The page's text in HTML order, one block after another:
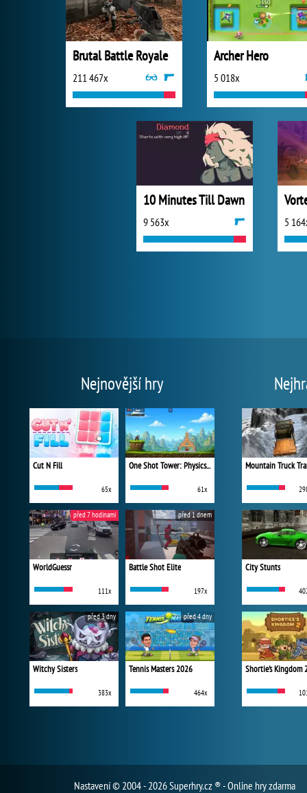
Brutal Battle Royale
211 467x
Archer Hero
5 018x
10 Minutes Till Dawn
9 563x 5
Nejnovější hry
Cut N Fill
65x
One Shot Tower: Physics Destroyer
61x
WorldGuessr
111x
před 7 hodinami
Battle Shot Elite
197x
před 1 dnem
Witchy Sisters
383x
před 3 dny
Tennis Masters 2026
464x
před 4 dny
Mountain Truck
City Stunts
Shortie's Kingdom
Nastavení© 2004 - 2026 Superhry.cz ® - Online hry zdarma